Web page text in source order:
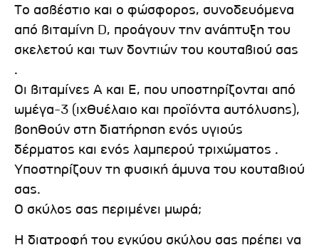
Το ασβέστιο και ο φώσφορος, συνοδευόμενα
από βιταμίνη D, προάγουν την ανάπτυξη του
σκελετού και των δοντιών του κουταβιού σας
.
Οι βιταμίνες Α και Ε, που υποστηρίζονται από
ωμέγα-3 (ιχθυέλαιο και προϊόντα αυτόλυσης),
βοηθούν στη διατήρηση ενός υγιούς
δέρματος και ενός λαμπερού τριχώματος .
Υποστηρίζουν τη φυσική άμυνα του κουταβιού
σας.
Ο σκύλος σας περιμένει μωρά;
Η διατροφή του εγκύου σκύλου σας πρέπει να